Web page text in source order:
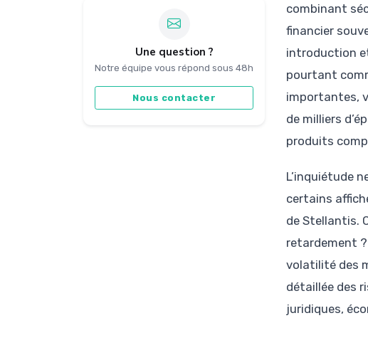
Une question ?
Notre équipe vous répond sous 48h
Nous contacter
combinant
financier
introduction
pourtant
importantes,
de milliers
produits
L’inquiétude
certains
de Stellantis.
retardement
volatilité des
détaillée des
juridiques,